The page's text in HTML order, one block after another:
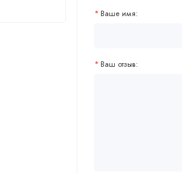
Ваше имя:
Ваш отзыв: